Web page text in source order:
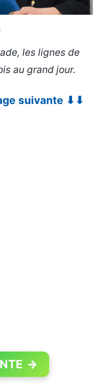
les lignes de
au grand jour.
suivante ⬇⬇
→